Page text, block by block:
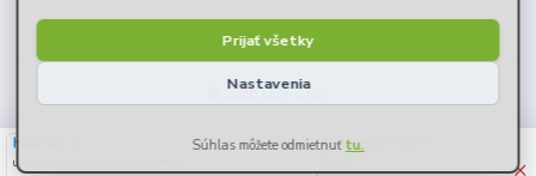
© 2026 OZY s.r.o.
Nastavenia
Prijať všetky
×
6. augusta
uvádí, že mají skladem, ale nemají
100 %